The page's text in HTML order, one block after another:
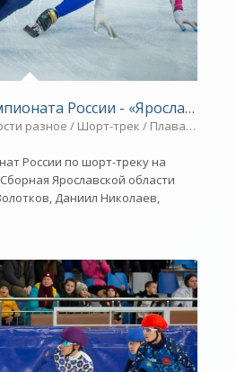
России - «Ярославский
разное / Шорт-трек / Плавание /
России по шорт-треку на
Ярославской области
Даниил Николаев,